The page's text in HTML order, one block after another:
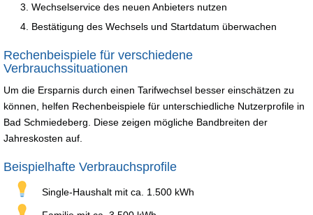
Wechselservice des neuen Anbieters nutzen
Bestätigung des Wechsels und Startdatum überwachen
Rechenbeispiele für verschiedene
Verbrauchssituationen
Um die Ersparnis durch einen Tarifwechsel besser einschätzen zu
können, helfen Rechenbeispiele für unterschiedliche Nutzerprofile in
Bad Schmiedeberg. Diese zeigen mögliche Bandbreiten der
Jahreskosten auf.
Beispielhafte Verbrauchsprofile
Single-Haushalt mit ca. 1.500 kWh